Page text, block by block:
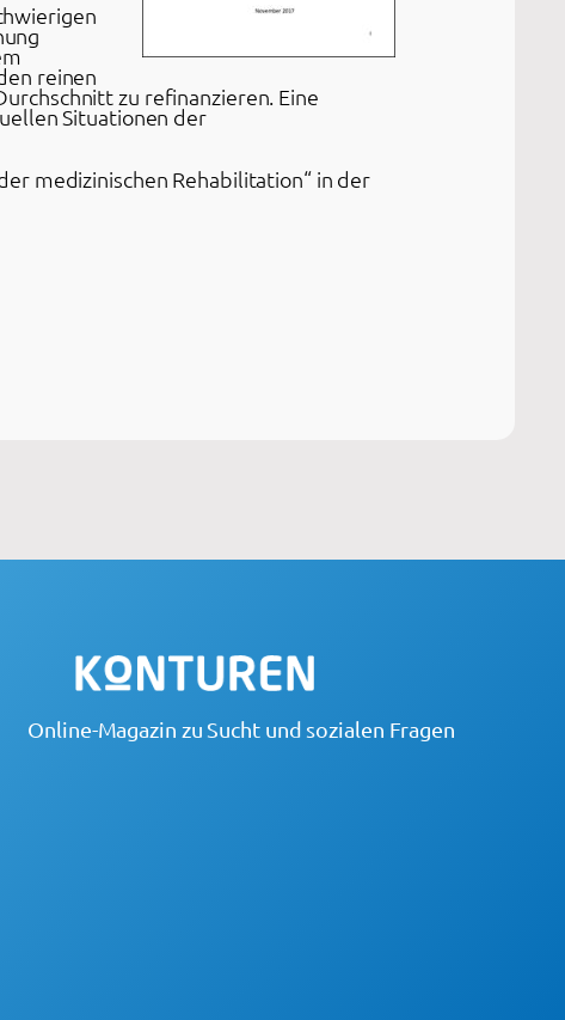
reinen
zu refinanzieren. Eine
Situationen der
medizinischen Rehabilitation“ in der
Online-Magazin zu Sucht und sozialen Fragen